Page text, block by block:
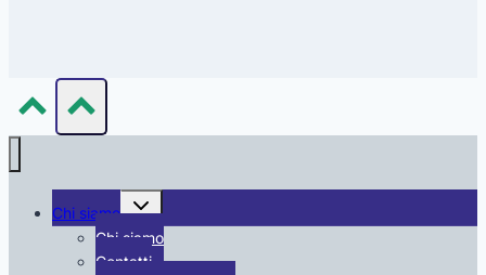
Chi siamo
Alterna
menu
figlio
Chi siamo
Contatti